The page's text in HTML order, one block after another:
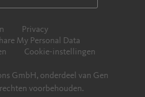
GmbH, onderdeel van Gen
voorbehouden.
Privacy
My Personal Data
Cookie-instellingen